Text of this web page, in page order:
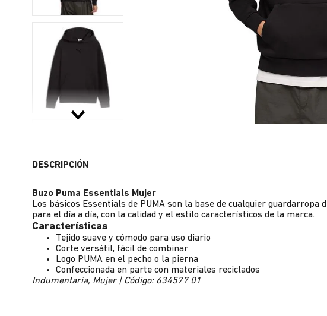
DESCRIPCIÓN
Buzo Puma Essentials Mujer
Los básicos Essentials de PUMA son la base de cualquier
para el día a día, con la calidad y el estilo característicos de la marca.
Características
Tejido suave y cómodo para uso diario
Corte versátil, fácil de combinar
Logo PUMA en el pecho o la pierna
Confeccionada en parte con materiales reciclados
Indumentaria, Mujer | Código: 634577 01